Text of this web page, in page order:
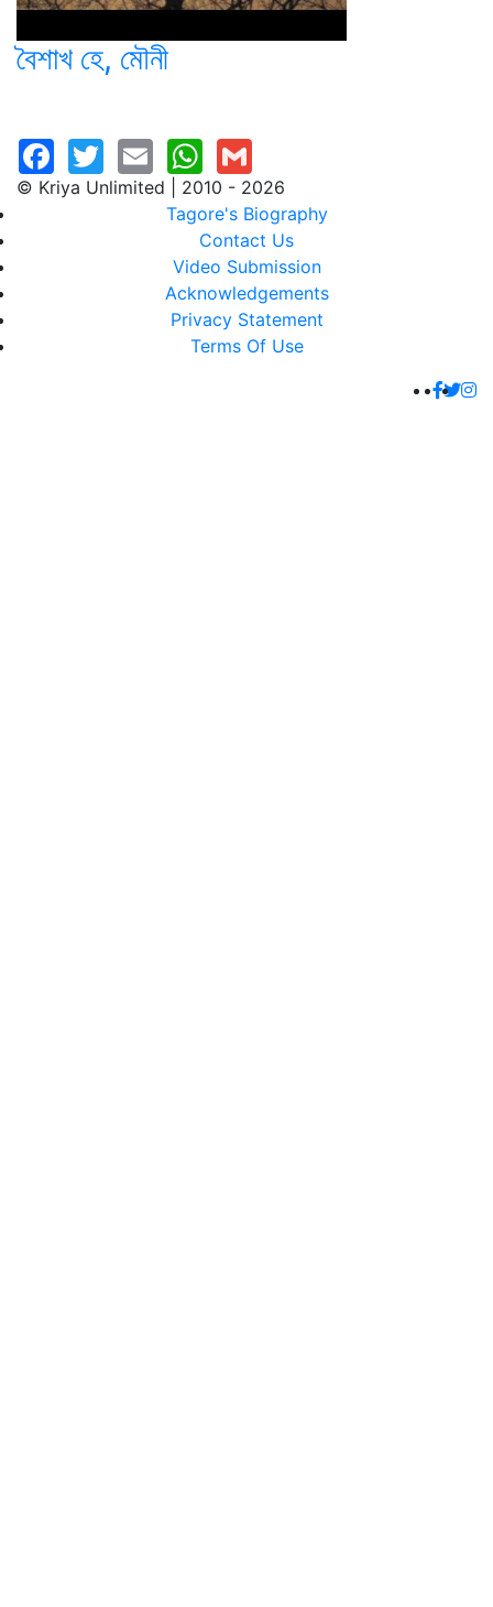
বৈশাখ হে, মৌনী
© Kriya Unlimited | 2010 - 2026
Tagore's Biography
Contact Us
Video Submission
Acknowledgements
Privacy Statement
Terms Of Use